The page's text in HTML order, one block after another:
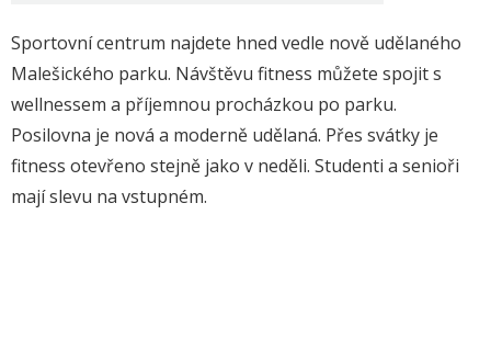
Sportovní centrum najdete hned vedle nově udělaného
Malešického parku. Návštěvu fitness můžete spojit s
wellnessem a příjemnou procházkou po parku.
Posilovna je nová a moderně udělaná. Přes svátky je
fitness otevřeno stejně jako v neděli. Studenti a senioři
mají slevu na vstupném.